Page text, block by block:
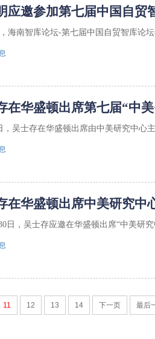
应邀参加第七届中国自贸
海南智库论坛-第七届中国自贸智库论
在华盛顿出席第七届“中
，吴士存在华盛顿出席由中美研究中心
在华盛顿出席中美研究中
日，吴士存应邀在华盛顿出席“中美研
11 12 13 14 下一页 最后